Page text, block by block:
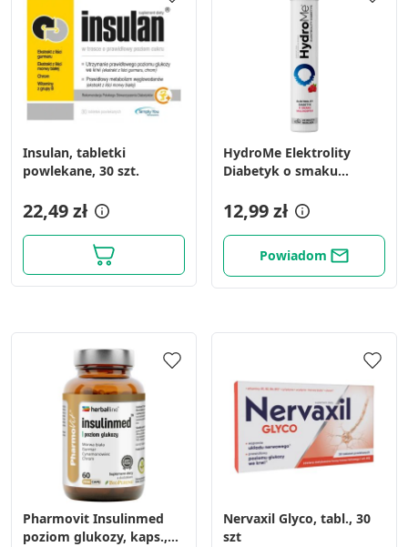
Insulan, tabletki
powlekane, 30 szt.
22,49 zł
HydroMe Elektrolity
Diabetyk o smaku
musujące
12,99 zł
Powiadom
Pharmovit Insulinmed
poziom glukozy, kaps.,
Nervaxil Glyco, tabl., 30
szt